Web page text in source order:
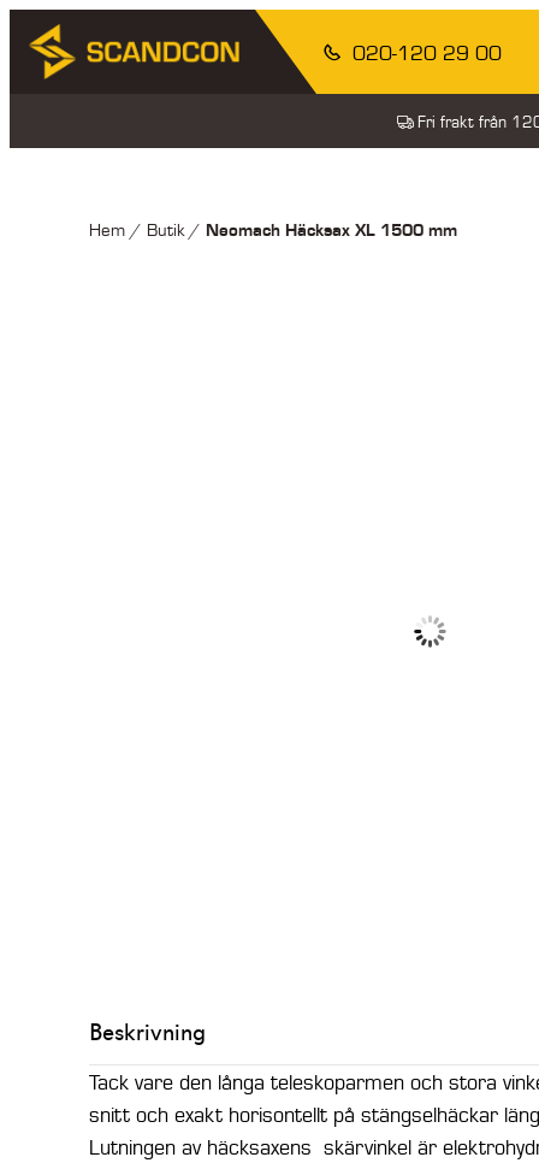
020-120 29 00
Fri frakt från
Hem / Butik/Neomach Häcksax XL 1500 mm
Beskrivning
Tack vare den långa teleskoparmen och stora
snitt och exakt horisontellt på stängselhäckar
Lutningen av häcksaxens skärvinkel är